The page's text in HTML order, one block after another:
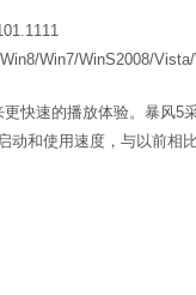
Win7/WinS2008/
快速的播放体验。暴风5
动和使用速度，与以前相